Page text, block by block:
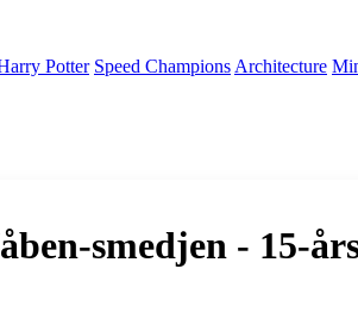
Potter Speed Champions Architecture
smedjen - 15-